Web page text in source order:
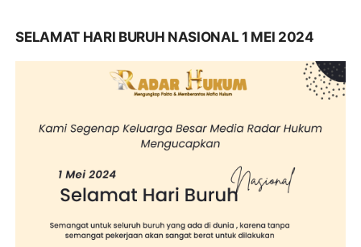
SELAMAT HARI BURUH NASIONAL 1 MEI 2024